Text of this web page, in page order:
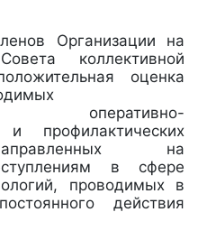
Организации на
коллективной
оценка
проводимых
оперативно-
на
в сфере
проводимых в
действия